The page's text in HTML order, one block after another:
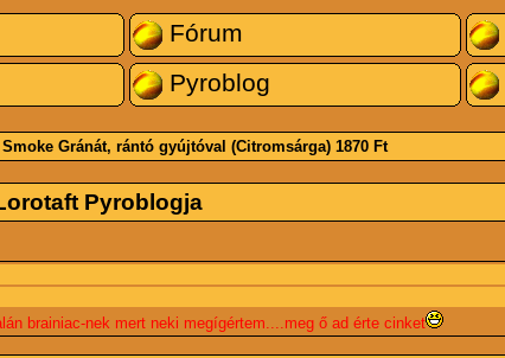
Fórum
Pyroblog
Smoke Gránát, rántó gyújtóval (Citromsárga) 1870 Ft
Pyroblogja
brainiac-nek mert neki megígértem....meg ő ad érte cinket